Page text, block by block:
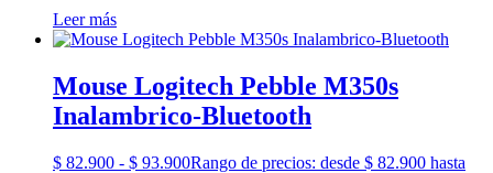
Leer más
Mouse Logitech Pebble M350s
Inalambrico-Bluetooth
$ 82.900 - $ 93.900Rango de precios: desde $ 82.900 hasta